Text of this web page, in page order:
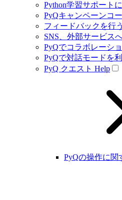
Python学習サポート
PyQキャンペーンコ
フィードバックを行
SNS、外部サービス
PyQでコラボレーシ
PyQで対話モードを
PyQ クエスト Help
PyQの操作に関